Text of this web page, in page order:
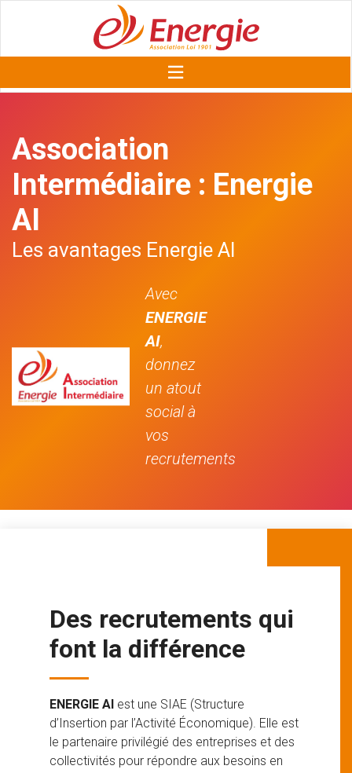
Association
Intermédiaire : Energie
AI
Les avantages Energie AI
Avec
ENERGIE
AI,
donnez
un atout
social à
vos
recrutements
Des recrutements qui
font la différence
ENERGIE AI est une SIAE (Structure
d’Insertion par l’Activité Économique). Elle est
le partenaire privilégié des entreprises et des
collectivités pour répondre aux besoins en